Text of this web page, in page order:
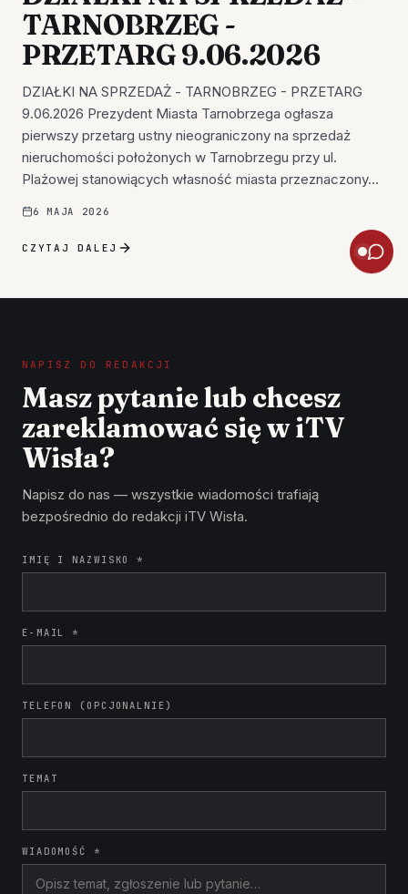
TARNOBRZEG -
PRZETARG 9.06.2026
DZIAŁKI NA SPRZEDAŻ - TARNOBRZEG - PRZETARG
9.06.2026 Prezydent Miasta Tarnobrzega ogłasza
pierwszy przetarg ustny nieograniczony na sprzedaż
nieruchomości położonych w Tarnobrzegu przy ul.
Plażowej stanowiących własność miasta przeznaczony…
6 MAJA 2026
CZYTAJ DALEJ
NAPISZ DO REDAKCJI
Masz pytanie lub chcesz
zareklamować się w iTV
Wisła?
Napisz do nas — wszystkie wiadomości trafiają
bezpośrednio do redakcji iTV Wisła.
IMIĘ I NAZWISKO *
E-MAIL *
TELEFON (OPCJONALNIE)
TEMAT
WIADOMOŚĆ *